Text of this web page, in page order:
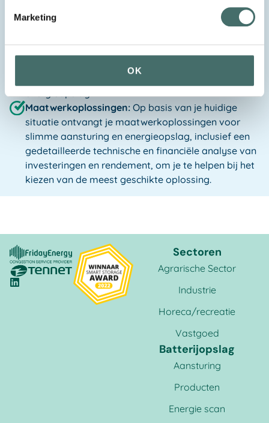
Marketing
OK
onafhankelijkheid en efficiënt energiebeheer. En wat
dit voor jouw bedrijf kan betekenen.
netaansluiting. Begrijp waar je nu staat en waar je
energieopslag.
Maatwerkoplossingen: Op basis van je huidige
situatie ontvangt je maatwerkoplossingen voor
slimme aansturing en energieopslag, inclusief een
gedetailleerde technische en financiële analyse van
investeringen en rendement, om je te helpen bij het
kiezen van de meest geschikte oplossing.
Sectoren
Agrarische Sector
Industrie
Horeca/recreatie
Vastgoed
Batterijopslag
Aansturing
Producten
Energie scan